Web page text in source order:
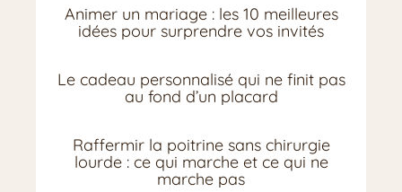
Animer un mariage : les 10 meilleures
idées pour surprendre vos invités
Le cadeau personnalisé qui ne finit pas
au fond d’un placard
Raffermir la poitrine sans chirurgie
lourde : ce qui marche et ce qui ne
marche pas